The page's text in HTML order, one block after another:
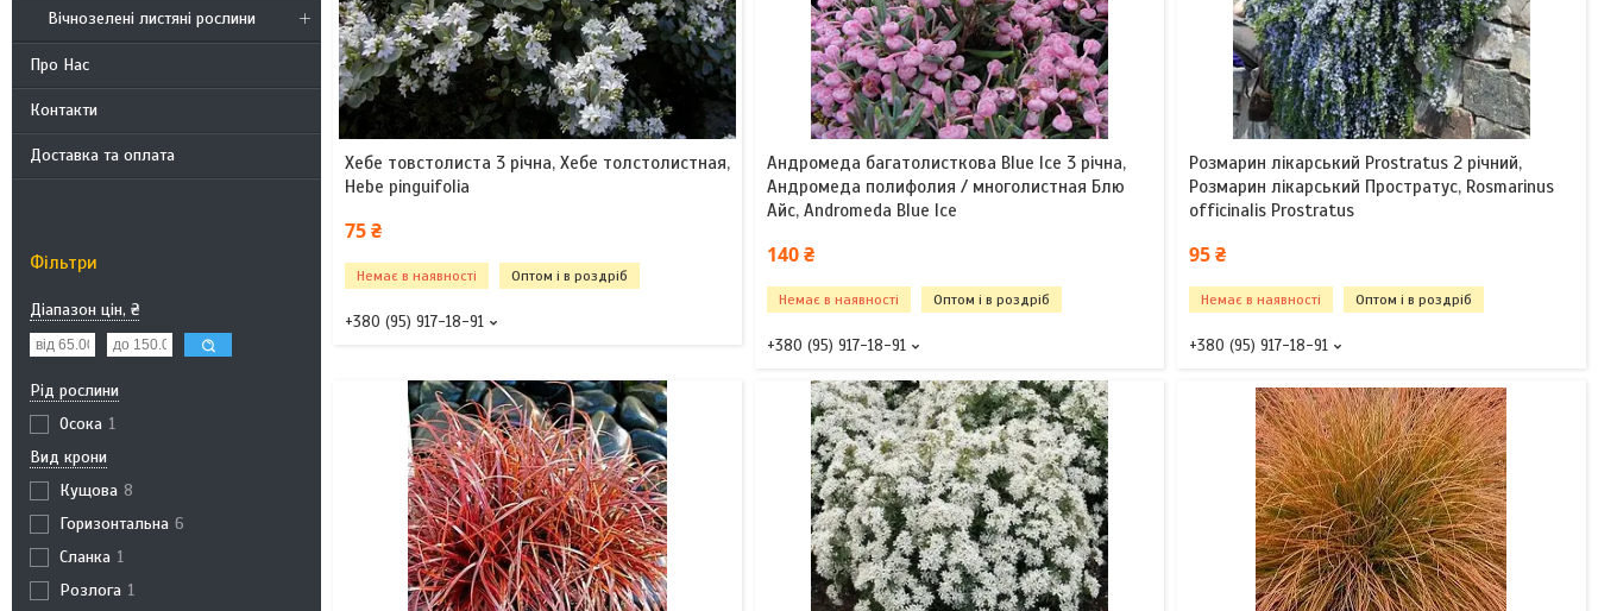
Вічнозелені листяні рослини
Про Нас
Контакти
Доставка та оплата
Фільтри
Діапазон цін, ₴
Рід рослини
Осока 1
Вид крони
Кущова 8
Горизонтальна 6
Сланка 1
Розлога 1
Хебе товстолиста 3 річна, Хебе толстолистная,
Hebe pinguifolia
75 ₴
Немає в наявності Оптом і в роздріб
+380 (95) 917-18-91
Андромеда багатолисткова Blue Ice 3 річна,
Андромеда полифолия / многолистная Блю
Айс, Andromeda Blue Ice
140 ₴
Немає в наявності Оптом і в роздріб
+380 (95) 917-18-91
Розмарин лікарський Prostratus 2 річний,
Розмарин лікарський Простратус, Rosmarinus
officinalis Prostratus
95 ₴
Немає в наявності Оптом і в роздріб
+380 (95) 917-18-91